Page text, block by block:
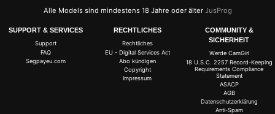
Alle Models sind mindestens 18 Jahre oder älter JusProg
SUPPORT & SERVICES
Support
FAQ
Segpayeu.com
RECHTLICHES
Rechtliches
EU - Digital Services Act
Abo kündigen
Copyright
Impressum
COMMUNITY &
SICHERHEIT
Werde CamGirl
18 U.S.C. 2257 Record-Keeping
Requirements Compliance
Statement
ASACP
AGB
Datenschutzerklärung
Anti-Spam